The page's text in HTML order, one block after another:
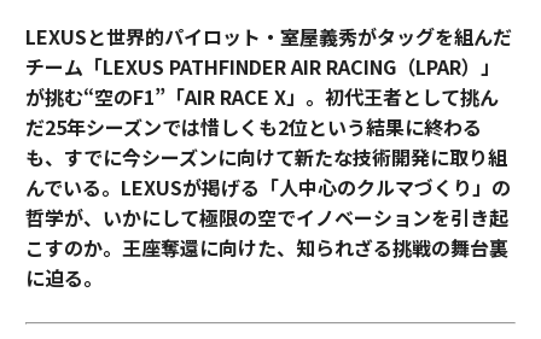
LEXUSと世界的パイロット・室屋義秀がタッグを組んだ
チーム「LEXUS PATHFINDER AIR RACING（LPAR）」
が挑む“空のF1”「AIR RACE X」。初代王者として挑ん
だ25年シーズンでは惜しくも2位という結果に終わる
も、すでに今シーズンに向けて新たな技術開発に取り組
んでいる。LEXUSが掲げる「人中心のクルマづくり」の
哲学が、いかにして極限の空でイノベーションを引き起
こすのか。王座奪還に向けた、知られざる挑戦の舞台裏
に迫る。